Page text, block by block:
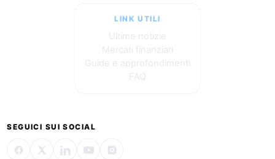
LINK UTILI
Ultime notizie
Mercati finanziari
Guide e approfondimenti
FAQ
SEGUICI SUI SOCIAL